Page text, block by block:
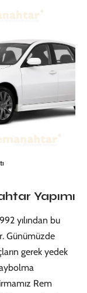
Yapımı
yılından bu
Günümüzde
gerek yedek
Rem